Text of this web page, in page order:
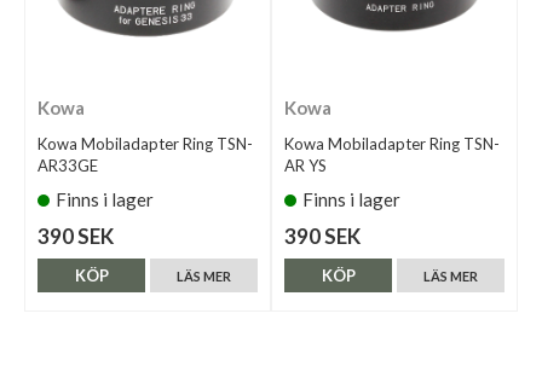
Kowa
Kowa Mobiladapter Ring TSN-
AR33GE
Finns i lager
390 SEK
LÄS MER
KÖP
Kowa
Kowa Mobiladapter Ring TSN-
AR YS
Finns i lager
390 SEK
LÄS MER
KÖP